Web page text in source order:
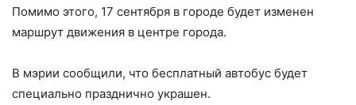
Помимо этого, 17 сентября в городе будет изменен
маршрут движения в центре города.
В мэрии сообщили, что бесплатный автобус будет
специально празднично украшен.